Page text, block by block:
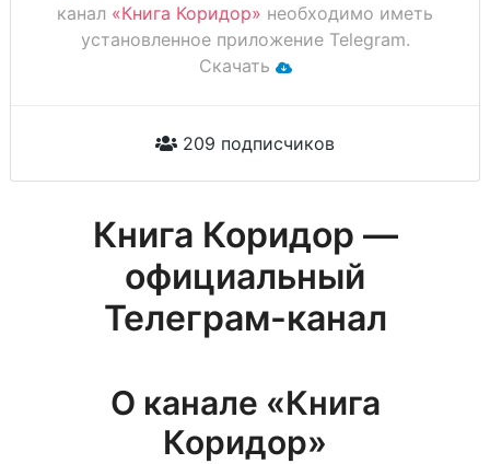
канал «Книга Коридор» необходимо иметь
установленное приложение Telegram.
Скачать
209 подписчиков
Книга Коридор —
официальный
Телеграм-канал
О канале «Книга
Коридор»